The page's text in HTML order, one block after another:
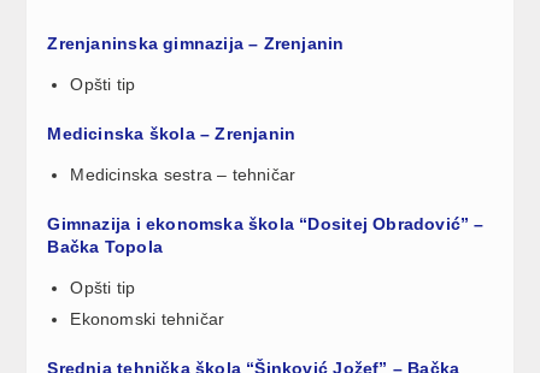
Zrenjaninska gimnazija – Zrenjanin
Opšti tip
Medicinska škola – Zrenjanin
Medicinska sestra – tehničar
Gimnazija i ekonomska škola “Dositej Obradović” –
Bačka Topola
Opšti tip
Ekonomski tehničar
Srednja tehnička škola “Šinković Jožef” – Bačka